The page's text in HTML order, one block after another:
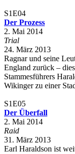
S1E04
Der Prozess
2. Mai 2014
Trial
24. März 2013
Ragnar und seine
England zurück –
Stammesführers
Wikinger zu einer
S1E05
Der Überfall
2. Mai 2014
Raid
31. März 2013
Earl Haraldson ist